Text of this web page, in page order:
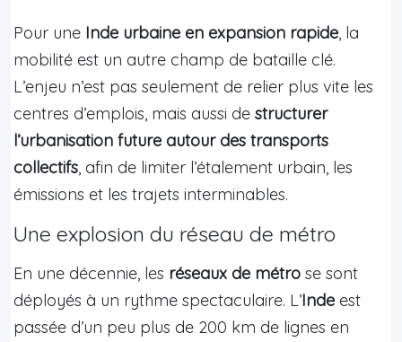
Pour une Inde urbaine en expansion rapide, la
mobilité est un autre champ de bataille clé.
L’enjeu n’est pas seulement de relier plus vite les
centres d’emplois, mais aussi de structurer
l’urbanisation future autour des transports
collectifs, afin de limiter l’étalement urbain, les
émissions et les trajets interminables.
Une explosion du réseau de métro
En une décennie, les réseaux de métro se sont
déployés à un rythme spectaculaire. L’Inde est
passée d’un peu plus de 200 km de lignes en